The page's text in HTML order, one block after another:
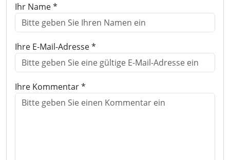
Ihr Name *
Ihre E-Mail-Adresse *
Ihre Kommentar *